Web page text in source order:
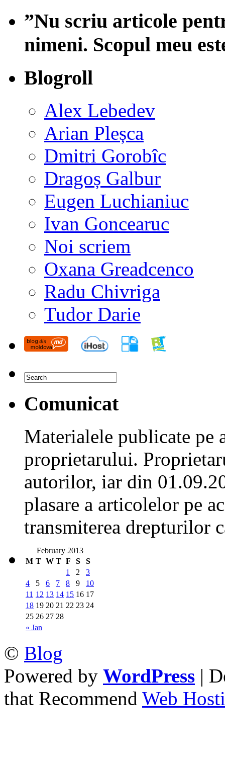
”Nu scriu articole
nimeni. Scopul meu
Blogroll
Alex Lebedev
Arian Pleșca
Dmitri Gorobîc
Dragoș Galbur
Eugen Luchianiuc
Ivan Goncearuc
Noi scriem
Oxana Greadcenco
Radu Chivriga
Tudor Darie
Comunicat
Materialele publicate pe
proprietarului.
autorilor, iar din
plasare a articolelor pe
transmiterea drepturilor
February 2013
M T W T F S S
« Jan
1 2
3
4
5 6 7 8 9
10
11 12 13 14 15 16 17
18 19 20 21 22 23 24
25 26 27 28
© Blog
Powered by WordPress |
that Recommend Web